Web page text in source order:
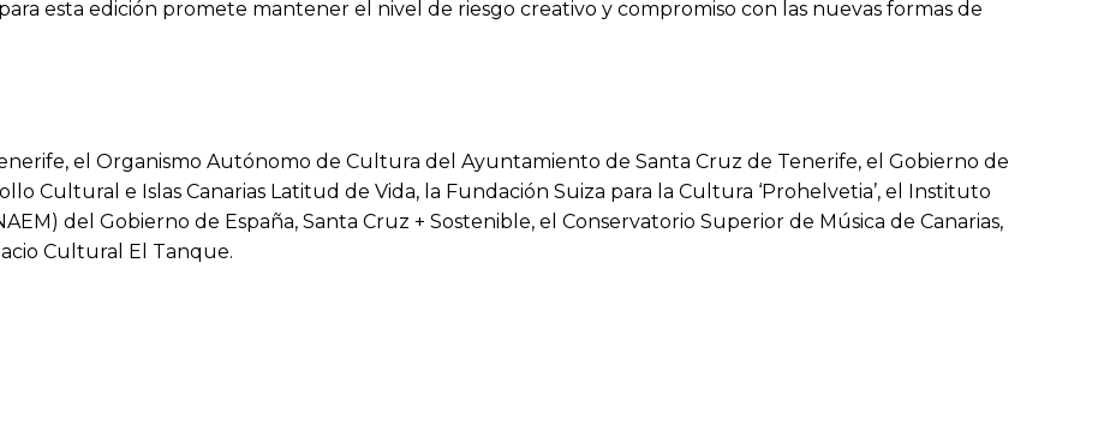
esta edición promete mantener el nivel de riesgo creativo y compromiso con las nuevas formas de
el Organismo Autónomo de Cultura del Ayuntamiento de Santa Cruz de Tenerife, el Gobierno de
Cultural e Islas Canarias Latitud de Vida, la Fundación Suiza para la Cultura ‘Prohelvetia’, el Instituto
del Gobierno de España, Santa Cruz + Sostenible, el Conservatorio Superior de Música de Canarias,
Cultural El Tanque.